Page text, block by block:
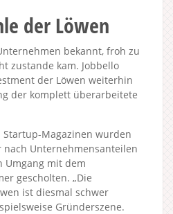
der Löwen
bekannt, froh zu
zustande kam. Jobbello
der Löwen weiterhin
der komplett überarbeitete
Magazinen wurden
Unternehmensanteilen
Umgang mit dem
gescholten. „Die
ist diesmal schwer
Gründerszene.